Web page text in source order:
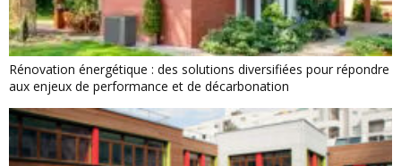
Rénovation énergétique : des solutions diversifiées pour répondre
aux enjeux de performance et de décarbonation